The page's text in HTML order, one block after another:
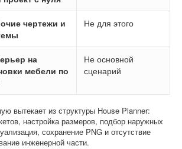
чертежи и
Не для этого
на
мебели по
Не основной
сценарий
вытекает из структуры House Planner:
настройка размеров, подбор наружных
сохранение PNG и отсутствие
инженерной части.